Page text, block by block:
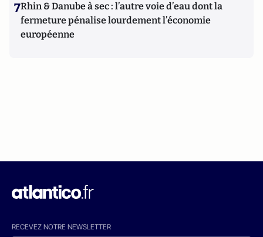
7Rhin & Danube à sec : l’autre voie d’eau dont la
fermeture pénalise lourdement l’économie
européenne
RECEVEZ NOTRE NEWSLETTER